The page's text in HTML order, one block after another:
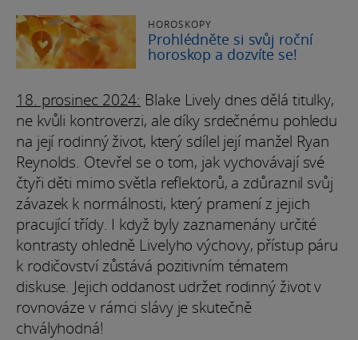
HOROSKOPY
Prohlédněte si svůj roční
horoskop a dozvíte se!
18. prosinec 2024: Blake Lively dnes dělá titulky,
ne kvůli kontroverzi, ale díky srdečnému pohledu
na její rodinný život, který sdílel její manžel Ryan
Reynolds. Otevřel se o tom, jak vychovávají své
čtyři děti mimo světla reflektorů, a zdůraznil svůj
závazek k normálnosti, který pramení z jejich
pracující třídy. I když byly zaznamenány určité
kontrasty ohledně Livelyho výchovy, přístup páru
k rodičovství zůstává pozitivním tématem
diskuse. Jejich oddanost udržet rodinný život v
rovnováze v rámci slávy je skutečně
chvályhodná!